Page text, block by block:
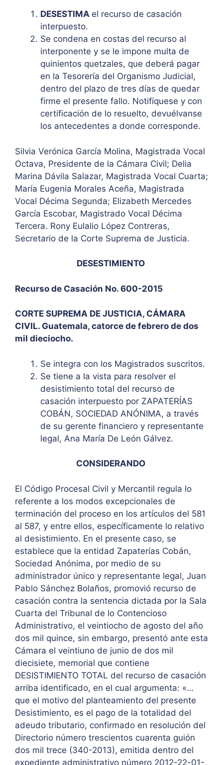
DESESTIMA el recurso de casación
interpuesto.
Se condena en costas del recurso al
interponente y se le impone multa de
quinientos quetzales, que deberá pagar
en la Tesorería del Organismo Judicial,
dentro del plazo de tres días de quedar
firme el presente fallo. Notifíquese y con
certificación de lo resuelto, devuélvanse
los antecedentes a donde corresponde.
Silvia Verónica García Molina, Magistrada Vocal
Octava, Presidente de la Cámara Civil; Delia
Marina Dávila Salazar, Magistrada Vocal Cuarta;
María Eugenia Morales Aceña, Magistrada
Vocal Décima Segunda; Elizabeth Mercedes
García Escobar, Magistrado Vocal Décima
Tercera. Rony Eulalio López Contreras,
Secretario de la Corte Suprema de Justicia.
DESESTIMIENTO
Recurso de Casación No. 600-2015
CORTE SUPREMA DE JUSTICIA, CÁMARA
CIVIL. Guatemala, catorce de febrero de dos
mil dieciocho.
Se integra con los Magistrados suscritos.
Se tiene a la vista para resolver el
desistimiento total del recurso de
casación interpuesto por ZAPATERÍAS
COBÁN, SOCIEDAD ANÓNIMA, a través
de su gerente financiero y representante
legal, Ana María De León Gálvez.
CONSIDERANDO
El Código Procesal Civil y Mercantil regula lo
referente a los modos excepcionales de
terminación del proceso en los artículos del 581
al 587, y entre ellos, específicamente lo relativo
al desistimiento. En el presente caso, se
establece que la entidad Zapaterías Cobán,
Sociedad Anónima, por medio de su
administrador único y representante legal, Juan
Pablo Sánchez Bolaños, promovió recurso de
casación contra la sentencia dictada por la Sala
Cuarta del Tribunal de lo Contencioso
Administrativo, el veintiocho de agosto del año
dos mil quince, sin embargo, presentó ante esta
Cámara el veintiuno de junio de dos mil
diecisiete, memorial que contiene
DESISTIMIENTO TOTAL del recurso de casación
arriba identificado, en el cual argumenta: «…
que el motivo del planteamiento del presente
Desistimiento, es el pago de la totalidad del
adeudo tributario, confirmado en resolución del
Directorio número trescientos cuarenta guión
dos mil trece (340-2013), emitida dentro del
expediente administrativo número 2012-22-01-